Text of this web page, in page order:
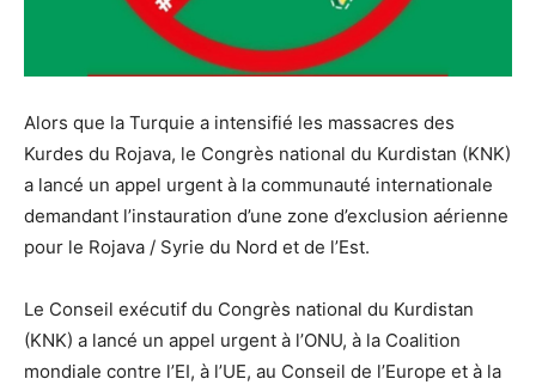
Alors que la Turquie a intensifié les massacres des
Kurdes du Rojava, le Congrès national du Kurdistan (KNK)
a lancé un appel urgent à la communauté internationale
demandant l’instauration d’une zone d’exclusion aérienne
pour le Rojava / Syrie du Nord et de l’Est.
Le Conseil exécutif du Congrès national du Kurdistan
(KNK) a lancé un appel urgent à l’ONU, à la Coalition
mondiale contre l’EI, à l’UE, au Conseil de l’Europe et à la